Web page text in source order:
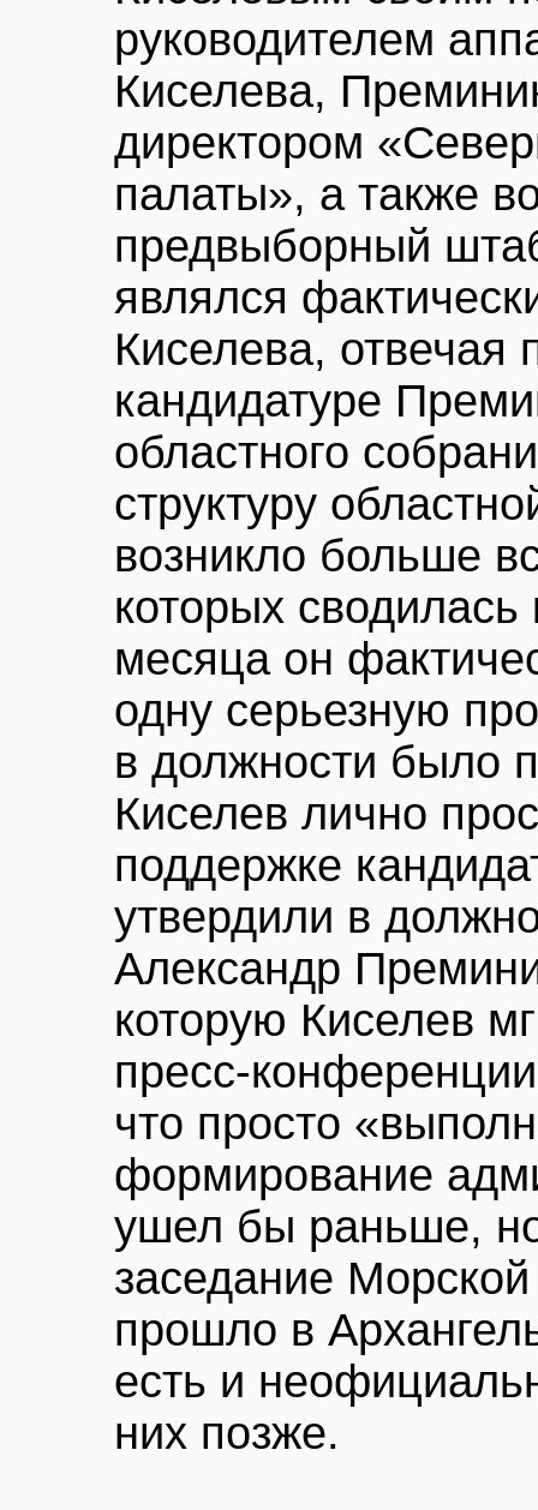
руководителем
Киселева,
директором
палаты», а также
предвыборный
являлся
Киселева, отвечая
кандидатуре
областного
структуру
возникло больше
которых сводилась
месяца он
одну серьезную
в должности было
Киселев лично
поддержке
утвердили в
Александр
которую Киселев
пресс-
что просто
формирование
ушел бы раньше,
заседание
прошло в
есть и
них позже.